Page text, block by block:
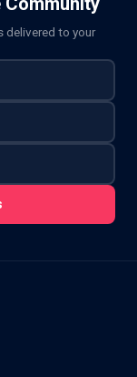
delivered to your